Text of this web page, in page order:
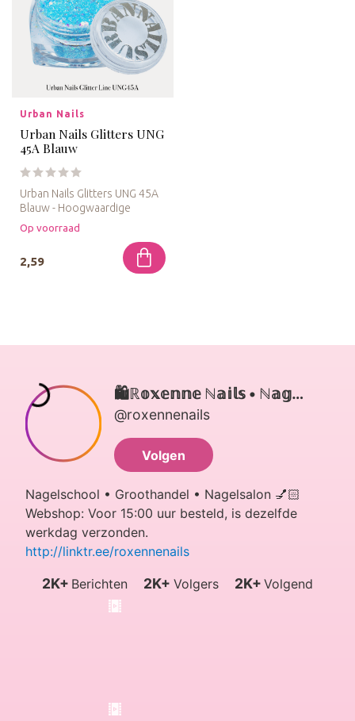
Urban Nails
Urban Nails Glitters UNG
45A Blauw
Urban Nails Glitters UNG 45A
Blauw - Hoogwaardige
blauwe glitter voor gel en
acr...
Op voorraad
2,59